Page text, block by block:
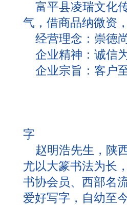
富平县凌瑞文化
气，借商品纳微资
经营理念：崇德
企业精神：诚信
企业宗旨：客户
字
赵明浩先生，陕
尤以大篆书法为长
书协会员、西部名
爱好写字，自幼至